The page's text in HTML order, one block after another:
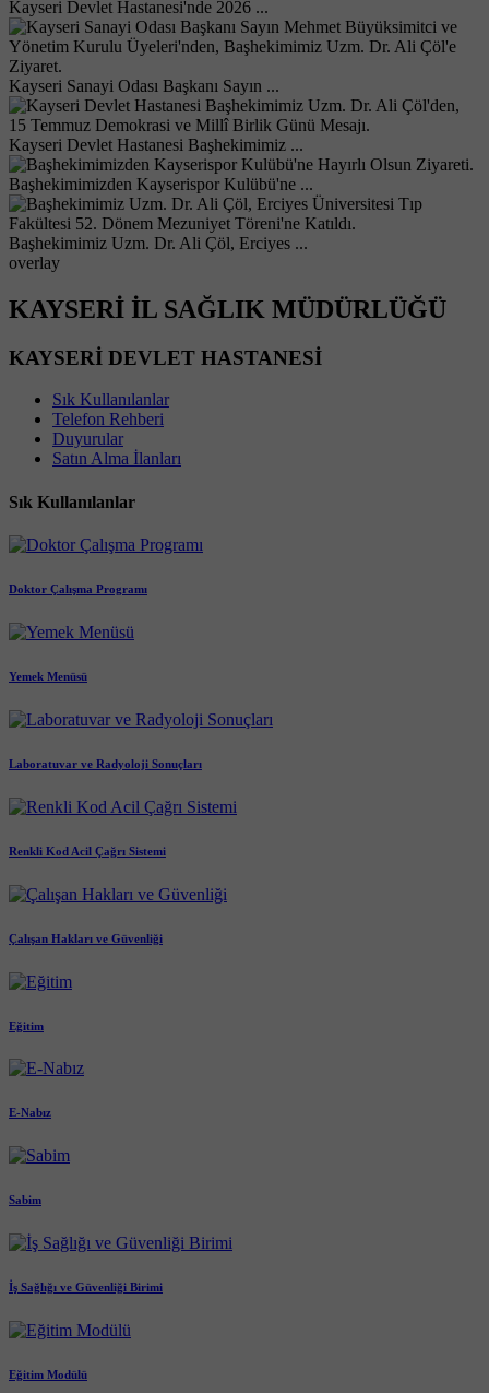
Kayseri Devlet Hastanesi'nde 2026 ...
Kayseri Sanayi Odası Başkanı Sayın ...
Kayseri Devlet Hastanesi Başhekimimiz ...
Başhekimimizden Kayserispor Kulübü'ne ...
Başhekimimiz Uzm. Dr. Ali Çöl, Erciyes ...
overlay
KAYSERİ İL SAĞLIK MÜDÜRLÜĞÜ
KAYSERİ DEVLET HASTANESİ
Sık Kullanılanlar
Telefon Rehberi
Duyurular
Satın Alma İlanları
Sık Kullanılanlar
Doktor Çalışma Programı
Yemek Menüsü
Laboratuvar ve Radyoloji Sonuçları
Renkli Kod Acil Çağrı Sistemi
Çalışan Hakları ve Güvenliği
Eğitim
E-Nabız
Sabim
İş Sağlığı ve Güvenliği Birimi
Eğitim Modülü